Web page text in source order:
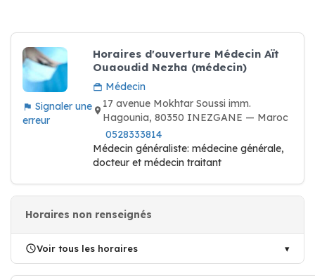
Signaler une
erreur
Horaires d'ouverture Médecin Aït
Ouaoudid Nezha (médecin)
Médecin
17 avenue Mokhtar Soussi imm.
Hagounia, 80350 INEZGANE — Maroc
0528333814
Médecin généraliste: médecine générale,
docteur et médecin traitant
Horaires non renseignés
Voir tous les horaires